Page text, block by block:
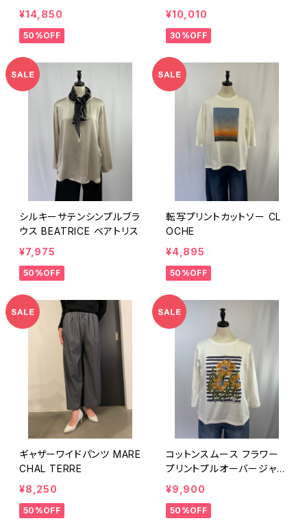
¥14,850
50%OFF
¥10,010
30%OFF
シルキーサテンシンプルブラ
ウス BEATRICE ベアトリス
¥7,975
50%OFF
転写プリントカットソー CL
OCHE
¥4,895
50%OFF
ギャザーワイドパンツ MARE
CHAL TERRE
¥8,250
50%OFF
コットンスムース フラワー
プリントプルオーバージャー
ジ sutseso スチェッソ
¥9,900
50%OFF